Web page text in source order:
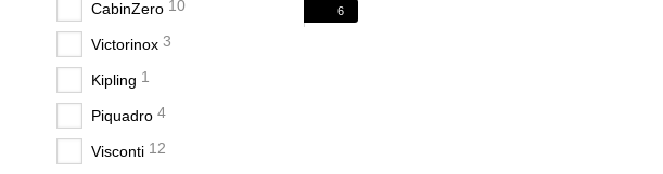
6
CabinZero 10
Victorinox 3
Kipling 1
Piquadro 4
Visconti 12